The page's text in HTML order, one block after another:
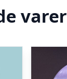
varer